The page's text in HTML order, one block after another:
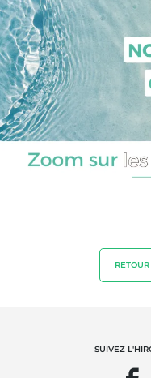
Agriculture durable
Qualité et securité
Responsabilité sociétale
Biodiversité et
Allégations
SUIVEZ